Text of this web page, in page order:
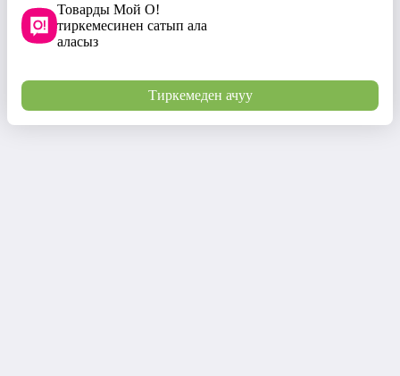
Товарды Мой О!
тиркемесинен сатып ала
аласыз
Тиркемеден ачуу